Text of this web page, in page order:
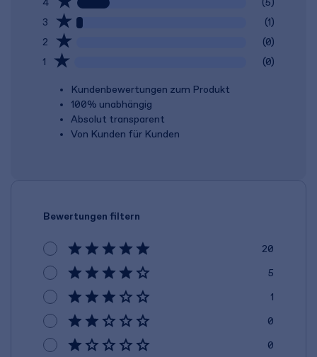
4
(5)
3
(1)
2
(0)
1
(0)
Kundenbewertungen zum Produkt
100% unabhängig
Absolut transparent
Von Kunden für Kunden
Bewertungen filtern
20
5
1
0
0